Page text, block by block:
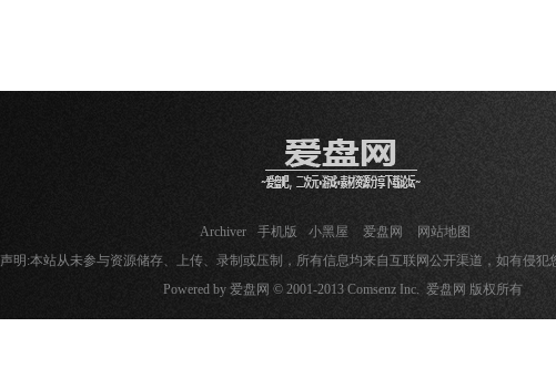
Archiver 手机版 小黑屋 爱盘网
网站地图
声明:本站从未参与资源储存、上传、录制或压制，所有信息均来自互联网公开渠道，如有侵犯
Powered by 爱盘网 © 2001-2013 Comsenz Inc. 爱盘网 版权所有